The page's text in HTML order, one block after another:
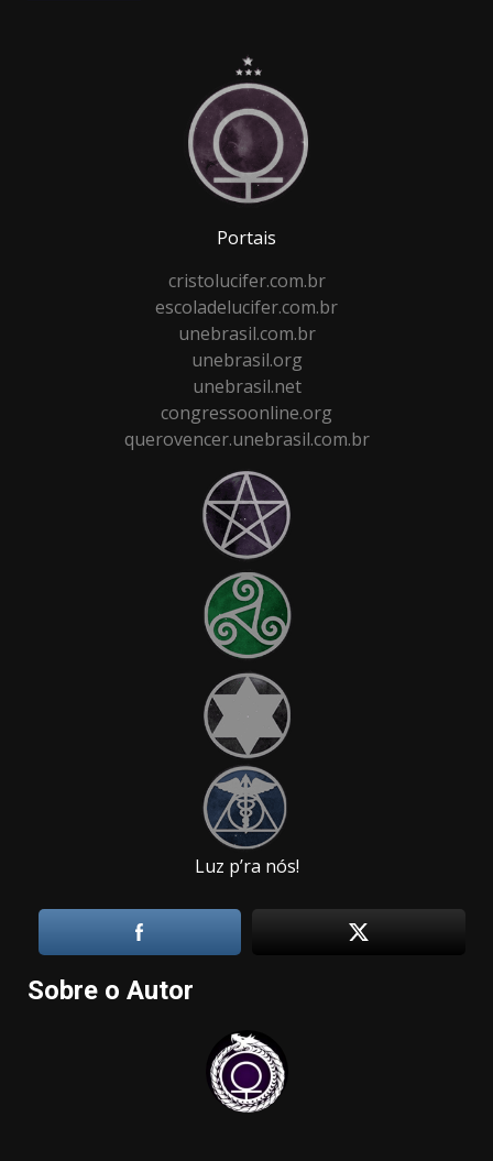
Portais
cristolucifer.com.br
escoladelucifer.com.br
unebrasil.com.br
unebrasil.org
unebrasil.net
congressoonline.org
querovencer.unebrasil.com.br
Luz p’ra nós!
Sobre o Autor